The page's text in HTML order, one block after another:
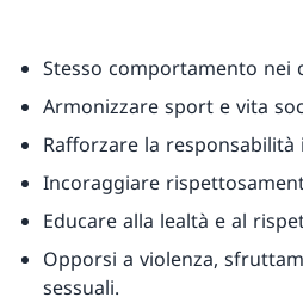
Stesso comportamento nei
Armonizzare sport e vita
Rafforzare la
Incoraggiare
Educare alla lealtà e al
Opporsi a violenza,
sessuali.